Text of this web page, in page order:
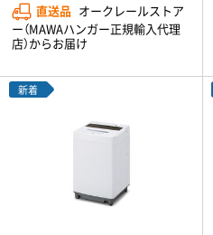
直送品 オークレールストア
ー（MAWAハンガー正規輸入代理
店）からお届け
新着